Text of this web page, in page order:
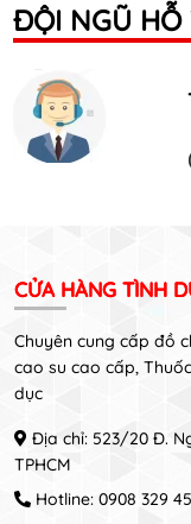
ĐỘI NGŨ HỖ
CỬA HÀNG TÌNH
Chuyên cung cấp đồ
cao su cao cấp,
dục
Địa chỉ: 523/20 Đ.
TPHCM
Hotline: 0908 329